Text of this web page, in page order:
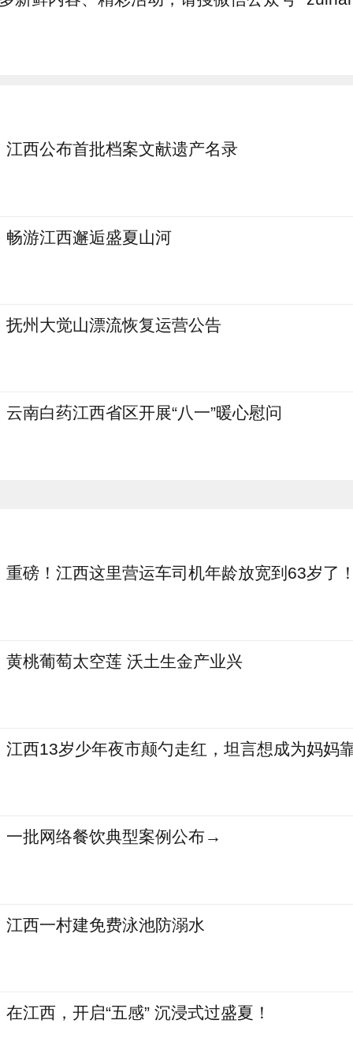
江西公布首批档案文献遗产名录
畅游江西邂逅盛夏山河
抚州大觉山漂流恢复运营公告
云南白药江西省区开展“八一”暖心慰问
重磅！江西这里营运车司机年龄放宽到63岁了
黄桃葡萄太空莲 沃土生金产业兴
江西13岁少年夜市颠勺走红，坦言想成为妈妈
一批网络餐饮典型案例公布→
江西一村建免费泳池防溺水
在江西，开启“五感” 沉浸式过盛夏！